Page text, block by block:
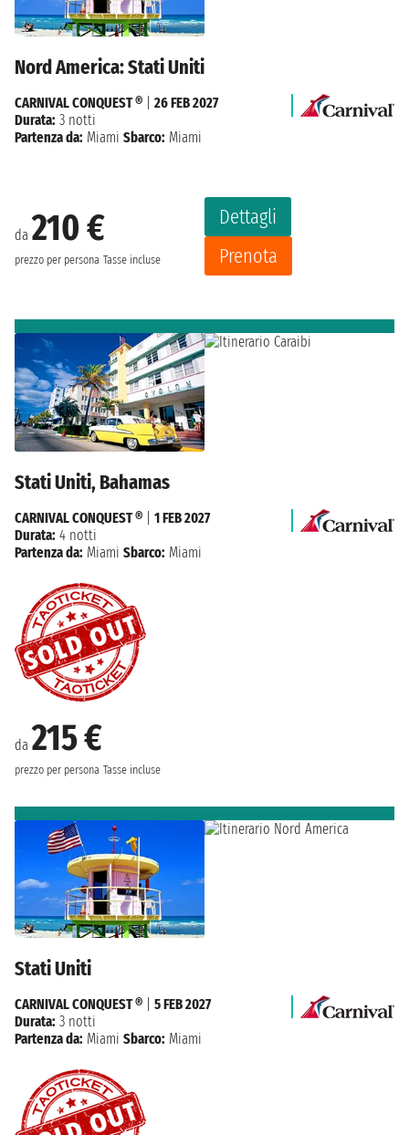
Nord America: Stati Uniti
da 210 €
prezzo per persona Tasse incluse
Dettagli
Prenota
CARNIVAL CONQUEST ®
26 FEB 2027
Durata: 3 notti
Partenza da: Miami Sbarco: Miami
Stati Uniti, Bahamas
da 215 €
prezzo per persona Tasse incluse
CARNIVAL CONQUEST ®
1 FEB 2027
Durata: 4 notti
Partenza da: Miami Sbarco: Miami
Stati Uniti
CARNIVAL CONQUEST ®
5 FEB 2027
Durata: 3 notti
Partenza da: Miami Sbarco: Miami